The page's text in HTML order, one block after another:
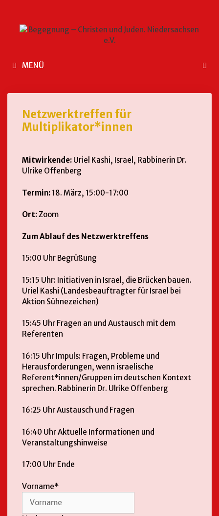
MENÜ
Netzwerktreffen für
Multiplikator*innen
Mitwirkende: Uriel Kashi, Israel, Rabbinerin Dr.
Ulrike Offenberg
Termin: 18. März, 15:00-17:00
Ort:Zoom
Zum Ablauf des Netzwerktreffens
15:00 Uhr Begrüßung
15:15 Uhr: Initiativen in Israel, die Brücken bauen.
Uriel Kashi (Landesbeauftragter für Israel bei
Aktion Sühnezeichen)
15:45 Uhr Fragen an und Austausch mit dem
Referenten
16:15 Uhr Impuls: Fragen, Probleme und
Herausforderungen, wenn israelische
Referent*innen/Gruppen im deutschen Kontext
sprechen. Rabbinerin Dr. Ulrike Offenberg
16:25 Uhr Austausch und Fragen
16:40 Uhr Aktuelle Informationen und
Veranstaltungshinweise
17:00 Uhr Ende
Vorname*